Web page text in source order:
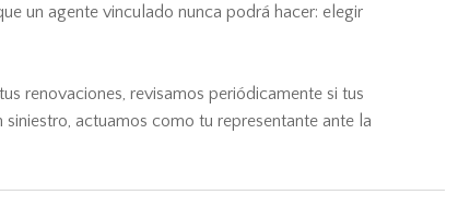
un agente vinculado nunca podrá hacer: elegir
renovaciones, revisamos periódicamente si tus
actuamos como tu representante ante la